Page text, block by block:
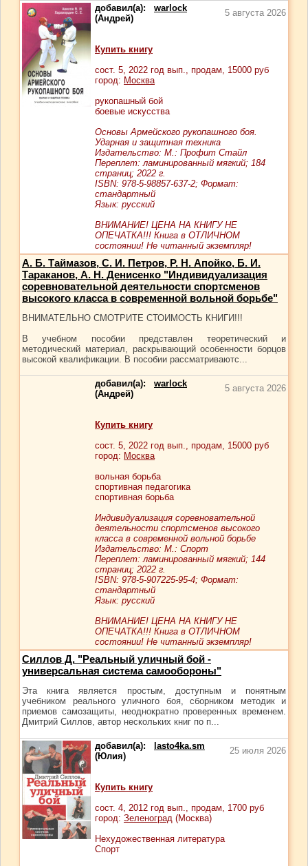
добавил(а): warlock
(Андрей)
5 августа 2026
Купить книгу
сост. 5, 2022 год вып., продам, 15000 руб
город: Москва
рукопашный бой
боевые искусства
Основы Армейского рукопашного боя.
Ударная и защитная техника
Издательство: М.: Профит Стайл
Переплет: ламинированный мягкий; 184
страниц; 2022 г.
ISBN: 978-5-98857-637-2; Формат:
стандартный
Язык: русский
ВНИМАНИЕ! ЦЕНА НА КНИГУ НЕ
ОПЕЧАТКА!!! Книга в ОТЛИЧНОМ
состоянии! Не читанный экземпляр!
А. Б. Таймазов, С. И. Петров, Р. Н. Апойко, Б. И.
Тараканов, А. Н. Денисенко "Индивидуализация
соревновательной деятельности спортсменов
высокого класса в современной вольной борьбе"
ВНИМАТЕЛЬНО СМОТРИТЕ СТОИМОСТЬ КНИГИ!!!
В учебном пособии представлен теоретический и
методический материал, раскрывающий особенности борцов
высокой квалификации. В пособии рассматриваютс...
добавил(а): warlock
(Андрей)
5 августа 2026
Купить книгу
сост. 5, 2022 год вып., продам, 15000 руб
город: Москва
вольная борьба
спортивная педагогика
спортивная борьба
Индивидуализация соревновательной
деятельности спортсменов высокого
класса в современной вольной борьбе
Издательство: М.: Спорт
Переплет: ламинированный мягкий; 144
страниц; 2022 г.
ISBN: 978-5-907225-95-4; Формат:
стандартный
Язык: русский
ВНИМАНИЕ! ЦЕНА НА КНИГУ НЕ
ОПЕЧАТКА!!! Книга в ОТЛИЧНОМ
состоянии! Не читанный экземпляр!
Силлов Д. "Реальный уличный бой -
универсальная система самообороны"
Эта книга является простым, доступным и понятным
учебником реального уличного боя, сборником методик и
приемов самозащиты, неоднократно проверенных временем.
Дмитрий Силлов, автор нескольких книг по п...
добавил(а):
lasto4ka.sm
(Юлия)
25 июля 2026
Купить книгу
сост. 4, 2012 год вып., продам, 1700 руб
город: Зеленоград (Москва)
Нехудожественная литература
Спорт